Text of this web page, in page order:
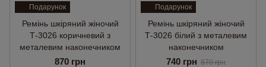
Подарунок
Ремінь шкіряний жіночий
Т-3026 коричневий з
металевим наконечником
870 грн
Подарунок
Ремінь шкіряний жіночий
Т-3026 білий з металевим
наконечником
740 грн 870 грн